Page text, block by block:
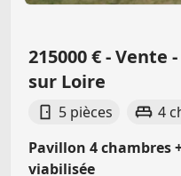
215000 € - Vente
sur Loire
5 pièces 4
Pavillon 4 chambres
viabilisée